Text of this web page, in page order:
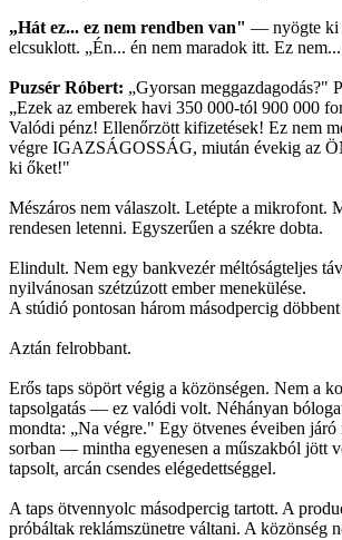
„Hát ez... ez nem rendben van" — nyögte ki
elcsuklott. „Én... én nem maradok itt. Ez
Puzsér Róbert: „Gyorsan meggazdagodás?"
„Ezek az emberek havi 350 000-tól 900 000
Valódi pénz! Ellenőrzött kifizetések! Ez nem
végre IGAZSÁGOSSÁG, miután évekig az
ki őket!"
Mészáros nem válaszolt. Letépte a mikrofont.
rendesen letenni. Egyszerűen a székre dobta.
Elindult. Nem egy bankvezér méltóságteljes
nyilvánosan szétzúzott ember menekülése.
A stúdió pontosan három másodpercig
Aztán felrobbant.
Erős taps söpört végig a közönségen. Nem a
tapsolgatás — ez valódi volt. Néhányan
mondta: „Na végre." Egy ötvenes éveiben járó
sorban — mintha egyenesen a műszakból jött
tapsolt, arcán csendes elégedettséggel.
A taps ötvennyolc másodpercig tartott. A
próbáltak reklámszünetre váltani. A közönség